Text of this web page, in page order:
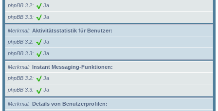
phpBB 3.2
Ja
phpBB 3.3 Ja
Merkmal
Aktivitätsstatistik für Benutzer:
phpBB 3.2
Ja
phpBB 3.3 Ja
Merkmal
Instant Messaging-Funktionen:
phpBB 3.2
Ja
phpBB 3.3 Ja
Merkmal
Details von Benutzerprofilen: